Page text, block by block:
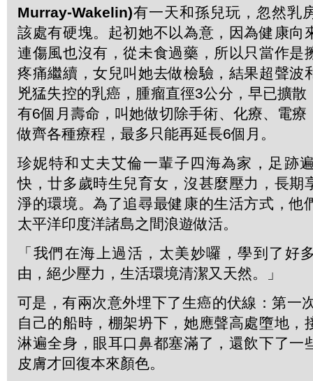
Murray-Wakelin)有一天和孫兒玩，忽然乳
該處有硬塊。起初她不以為意，因為健康向
連傷風也沒有，從未食過藥，所以只當作是
疼痛繼續，女兒叫她去做檢驗，結果超聲波
兇猛失控的乳癌，腫瘤直徑3公分，早已擴
有6個月壽命，叫她做切除手術、化療、電療
做齊各種療程，最多只能再延長6個月。
珍妮特和丈夫艾倫一輩子四海為家，足跡
快，廿多歲時生兒育女，沒甚麼壓力，長期
淨的環境。為了追尋最健康的生活方式，他
太平洋印度洋諸島之間浪遊做活。
「我們在海上過活，太美妙囉，學到了
由，絕少壓力，生活環境清潔又天然。」
可是，有兩次意外埋下了生癌的伏線：第一
自己的船時，棚架坍下，她應聲高處墮地，
淋遍全身，眼耳口鼻都塞滿了，還飲下了一
皮膚才回復本來顏色。